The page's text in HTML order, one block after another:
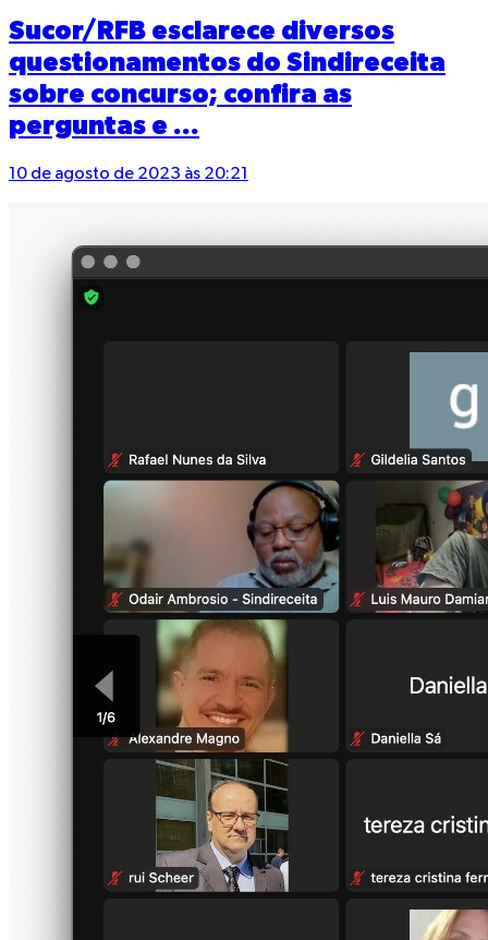
Sucor/RFB esclarece diversos
questionamentos do Sindireceita
sobre concurso; confira as
perguntas e ...
10 de agosto de 2023 às 20:21